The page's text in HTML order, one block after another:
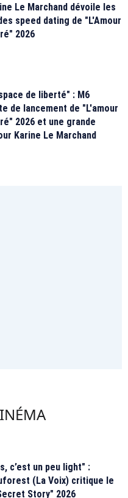
Le Marchand dévoile les
speed dating de "L'Amour
2026
de liberté" : M6
de lancement de "L'amour
2026 et une grande
Karine Le Marchand
c’est un peu light" :
(La Voix) critique le
Story" 2026